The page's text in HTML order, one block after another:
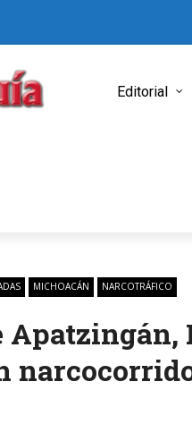
Editorial
MICHOACÁN NARCOTRÁFICO